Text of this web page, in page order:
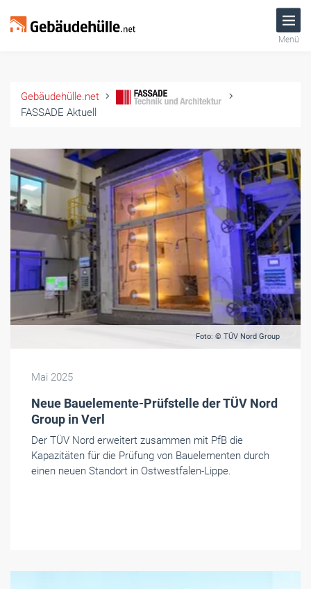
Menü
Gebäudehülle.net
FASSADE Aktuell
Foto: © TÜV Nord Group
Mai 2025
Neue Bauelemente-Prüfstelle der TÜV Nord
Group in Verl
Der TÜV Nord erweitert zusammen mit PfB die
Kapazitäten für die Prüfung von Bauelementen durch
einen neuen Standort in Ostwestfalen-Lippe.